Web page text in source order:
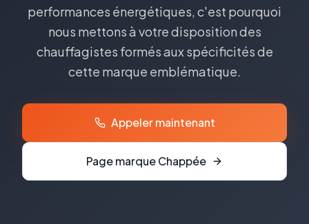
performances énergétiques, c'est pourquoi
nous mettons à votre disposition des
chauffagistes formés aux spécificités de
cette marque emblématique.
Appeler maintenant
Page marqueChappée